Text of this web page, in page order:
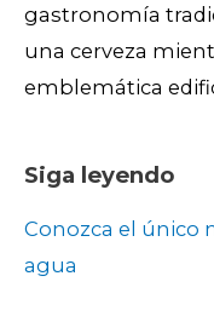
gastronomía
una cerveza
emblemática
Siga leyendo
Conozca el único
agua